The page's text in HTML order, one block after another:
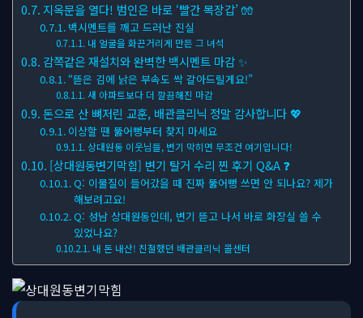
지옥문을 열다! 범인은 바로 ‘빨간 목장갑’ 🧤
백시멘트를 깨고 드러난 진실
내 얼굴을 화끈거리게 만든 그 녀석
감쪽같은 재설치와 완벽한 백시멘트 마감 ✨
“뜯은 김에 낡은 부속도 싹 갈아드릴게요!”
새 아파트보다 더 깔끔해진 마감
돈으로 산 뼈저린 교훈, 배관클리닉 정말 감사합니다 💖
이상할 땐 뚫어뻥부터 찾지 마세요
상대원동 이웃님들, 변기 막히면 무조건 여기입니다!
[상대원동변기막힘] 변기 탈거 수리 찐 후기 Q&A ❓
Q: 이물질이 들어갔을 때 진짜 뚫어뻥 쓰면 안 되나요? 제가
해보려고요!
Q: 성남 상대원동인데, 변기 뜯고 나서 바로 화장실 쓸 수
있었나요?
내 돈 내산! 친절했던 배관클리닉 콜센터